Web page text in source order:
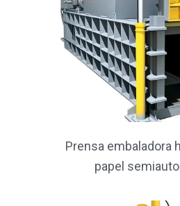
Prensa embaladora
papel